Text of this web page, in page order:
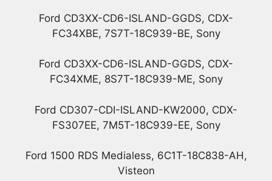
Ford CD3XX-CD6-ISLAND-GGDS, CDX-
FC34XBE, 7S7T-18C939-BE, Sony
Ford CD3XX-CD6-ISLAND-GGDS, CDX-
FC34XME, 8S7T-18C939-ME, Sony
Ford CD307-CDI-ISLAND-KW2000, CDX-
FS307EE, 7M5T-18C939-EE, Sony
Ford 1500 RDS Medialess, 6C1T-18C838-AH,
Visteon